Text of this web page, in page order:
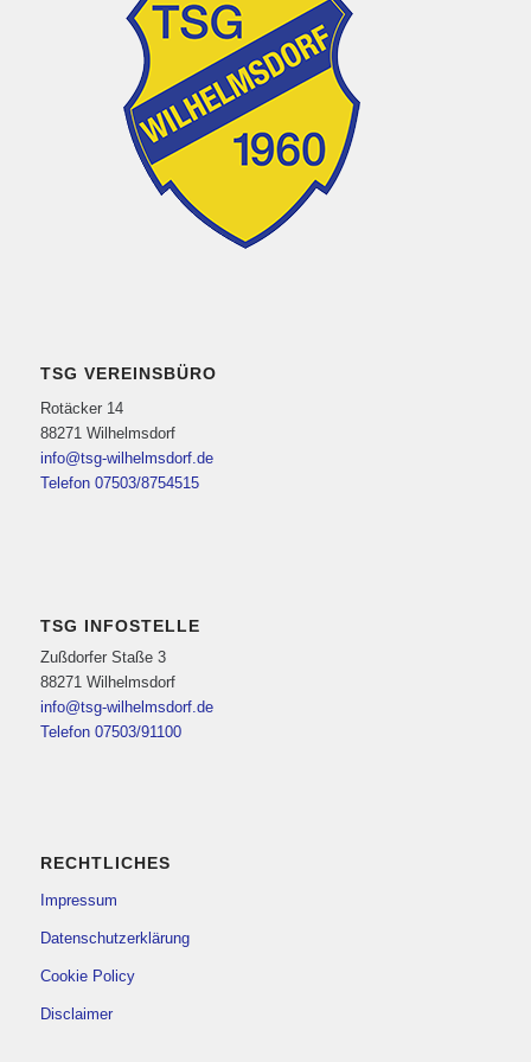
TSG VEREINSBÜRO
Rotäcker 14
88271 Wilhelmsdorf
info@tsg-wilhelmsdorf.de
Telefon 07503/8754515
TSG INFOSTELLE
Zußdorfer Staße 3
88271 Wilhelmsdorf
info@tsg-wilhelmsdorf.de
Telefon 07503/91100
RECHTLICHES
Impressum
Datenschutzerklärung
Cookie Policy
Disclaimer